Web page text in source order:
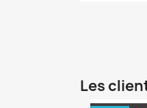
Les